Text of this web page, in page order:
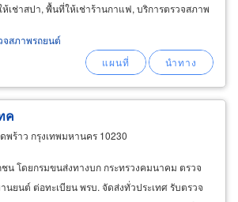
เช่าสปา, พื้นที่ให้เช่าร้านกาแฟ, บริการตรวจสภาพ
จสภาพรถยนต์
ค
พร้าว กรุงเทพมหานคร 10230
น โดยกรมขนส่งทางบก กระทรวงคมนาคม ตรวจ
นยนต์ ต่อทะเบียน พรบ. จัดส่งทั่วประเทศ รับตรวจ